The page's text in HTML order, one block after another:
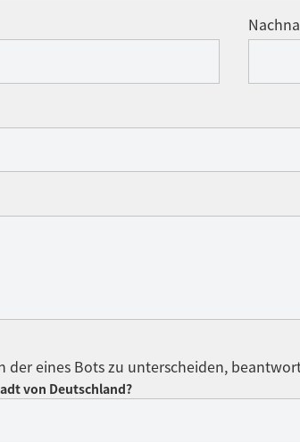
der eines Bots zu unterscheiden,
von Deutschland?